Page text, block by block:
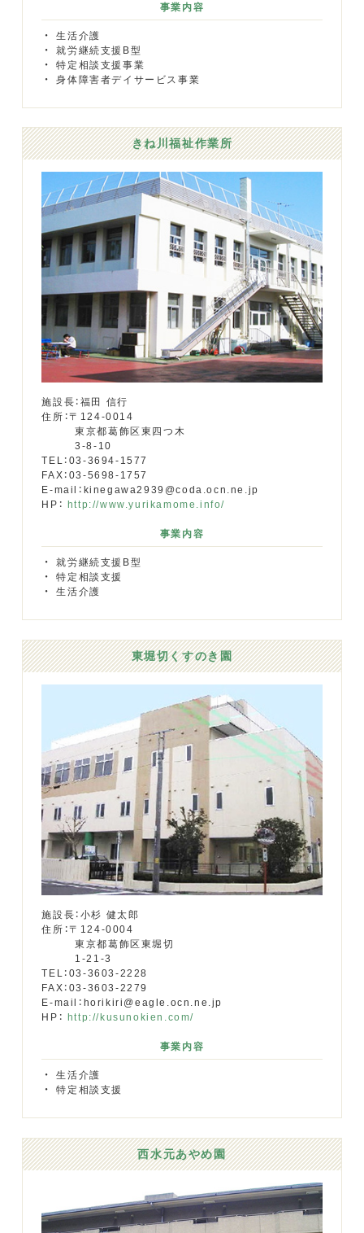
事業内容
生活介護
就労継続支援B型
特定相談支援事業
身体障害者デイサービス事業
きね川福祉作業所
施設長：福田 信行
住所：〒124-0014
東京都葛飾区東四つ木
3-8-10
TEL：03-3694-1577
FAX：03-5698-1757
E-mail：kinegawa2939@coda.ocn.ne.jp
HP：
http://www.yurikamome.info/
事業内容
就労継続支援B型
特定相談支援
生活介護
東堀切くすのき園
施設長：小杉 健太郎
住所：〒124-0004
東京都葛飾区東堀切
1-21-3
TEL：03-3603-2228
FAX：03-3603-2279
E-mail：horikiri@eagle.ocn.ne.jp
HP： http://kusunokien.com/
事業内容
生活介護
特定相談支援
西水元あやめ園